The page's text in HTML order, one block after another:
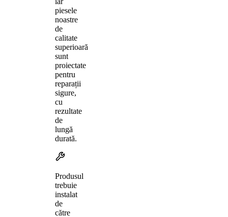
piesele
noastre
de
calitate
superioară
sunt
proiectate
pentru
reparații
sigure,
cu
rezultate
de
lungă
durată.
Produsul
trebuie
instalat
de
către